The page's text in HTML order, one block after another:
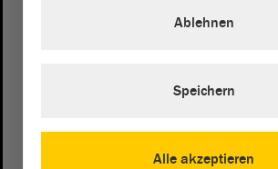
Landtagvon Sachsen-Anhalt
Alle akzeptieren
Ablehnen
Speichern